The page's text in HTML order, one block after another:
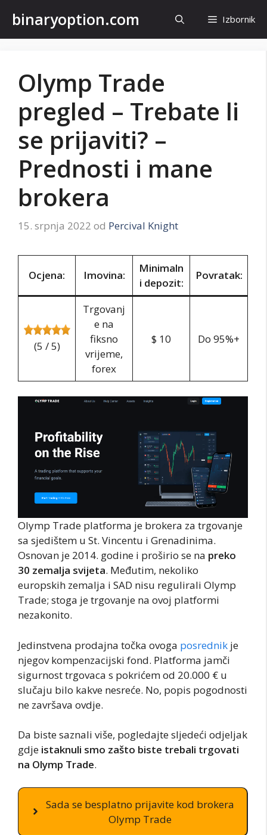
sadržaj
binaryoption.com Izbornik
Olymp Trade
pregled – Trebate li
se prijaviti? –
Prednosti i mane
brokera
15. srpnja 2022 od Percival Knight
Ocjena: Imovina:
Minimaln
i depozit:
Povratak:
(5 / 5)
Trgovanj
e na
fiksno
vrijeme,
forex
$ 10 Do 95%+
Olymp Trade platforma je brokera za trgovanje
sa sjedištem u St. Vincentu i Grenadinima.
Osnovan je 2014. godine i proširio se na preko
30 zemalja svijeta. Međutim, nekoliko
europskih zemalja i SAD nisu regulirali Olymp
Trade; stoga je trgovanje na ovoj platformi
nezakonito.
Jedinstvena prodajna točka ovoga posrednik je
njegov kompenzacijski fond. Platforma jamči
sigurnost trgovaca s pokrićem od 20.000 € u
slučaju bilo kakve nesreće. No, popis pogodnosti
ne završava ovdje.
Da biste saznali više, pogledajte sljedeći odjeljak
gdje istaknuli smo zašto biste trebali trgovati
na Olymp Trade.
Sada se besplatno prijavite kod brokera
Olymp Trade